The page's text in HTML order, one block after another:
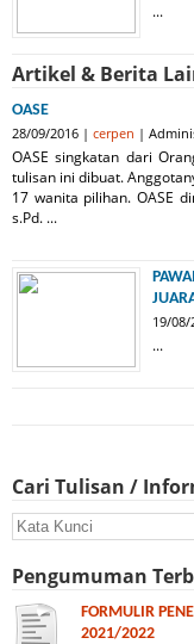
...
Artikel & Berita
OASE
28/09/2016 | cerpen |
OASE singkatan dari
tulisan ini dibuat.
17 wanita pilihan. OASE
s.Pd. ...
19/08/
...
Cari Tulisan /
Pengumuman
FORMULIR
2021/2022